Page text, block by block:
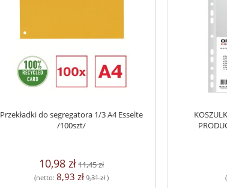
Przekładki do segregatora 1/3 A4 Esselte
/100szt/
10,98 zł11,45 zł
(netto: 8,93 zł 9,31 zł )